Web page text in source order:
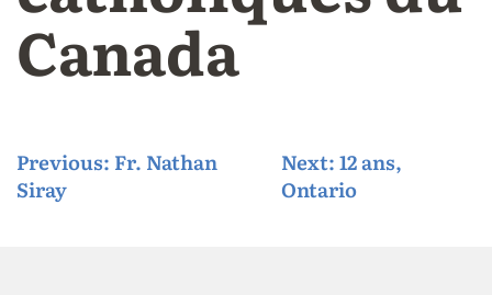
Canada
P
o
Previous: Fr. Nathan
Siray
Next:12 ans,
Ontario